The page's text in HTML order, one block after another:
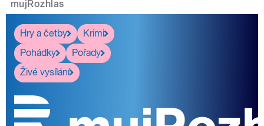
mujRozhlas
Hry a četby
Krimi
Pohádky
Pořady
Živé vysílání